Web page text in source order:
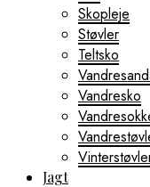
Skopleje
Støvler
Teltsko
Vandresko
Jagt